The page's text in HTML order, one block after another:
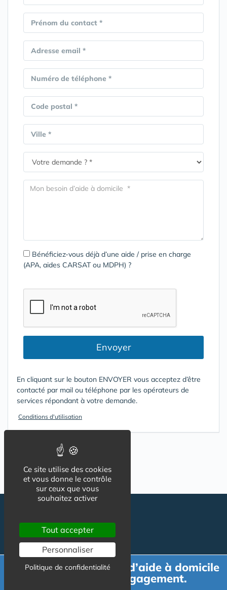
Prénom du contact *
Adresse email *
Numéro de téléphone *
Code postal *
Ville *
Bénéficiez-vous déjà d’une aide / prise en charge
(APA, aides CARSAT ou MDPH) ?
Envoyer
En cliquant sur le bouton ENVOYER vous acceptez d’être
contacté par mail ou téléphone par les opérateurs de
services répondant à votre demande.
Conditions d'utilisation
CGU
Demande de devis d’aide à domicile
gratuit et sans engagement.
Ce site utilise des cookies
et vous donne le contrôle
sur ceux que vous
souhaitez activer
Tout accepter
Personnaliser
Politique de confidentialité